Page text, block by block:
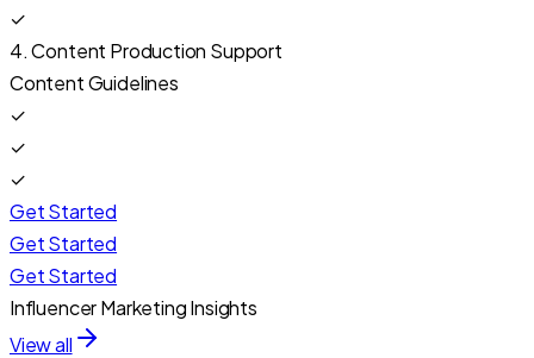
✓
4. Content Production Support
Content Guidelines
✓
✓
✓
Get Started
Get Started
Get Started
Influencer Marketing Insights
View all